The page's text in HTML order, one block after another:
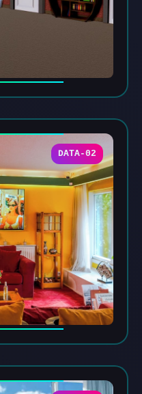
DATA-02